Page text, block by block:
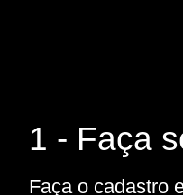
1 - Faça
Faça o cadastro